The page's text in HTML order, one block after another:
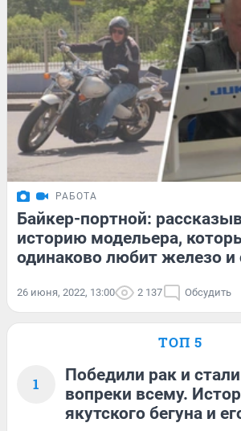
РАБОТА
Байкер-портной:
историю модельера,
одинаково любит железо и
26 июня, 2022, 13:00 2 137 Обсудить
ТОП 5
1
Победили рак и
вопреки всему.
якутского бегуна и